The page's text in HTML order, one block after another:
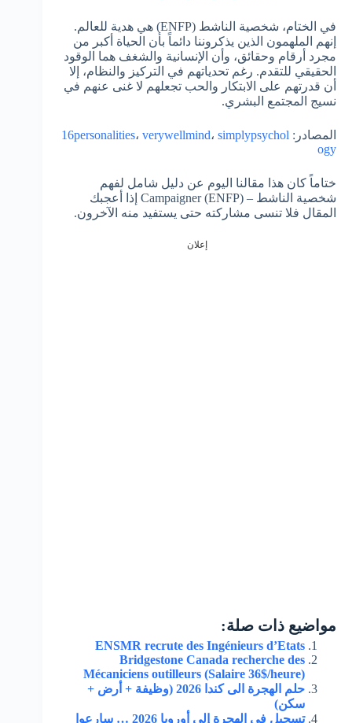
في الختام، شخصية الناشط (ENFP) هي هدية للعالم.
إنهم الملهمون الذين يذكروننا دائماً بأن الحياة أكبر من
مجرد أرقام وحقائق، وأن الإنسانية والشغف هما الوقود
الحقيقي للتقدم. رغم تحدياتهم في التركيز والنظام، إلا
أن قدرتهم على الابتكار والحب تجعلهم لا غنى عنهم في
نسيج المجتمع البشري.
المصادر: 16personalities، verywellmind، simplypsychol
ogy
ختاماً كان هذا مقالنا اليوم عن دليل شامل لفهم
شخصية الناشط – Campaigner (ENFP) إذا أعجبك
المقال فلا تنسى مشاركته حتى يستفيد منه الآخرون.
إعلان
مواضيع ذات صلة:
ENSMR recrute des Ingénieurs d’Etats
Bridgestone Canada recherche des
Mécaniciens outilleurs (Salaire 36$/heure)
حلم الهجرة الى كندا 2026 (وظيفة + أرض +
سكن)
تسجيل في الهجرة إلى أوروبا 2026 … سارعوا